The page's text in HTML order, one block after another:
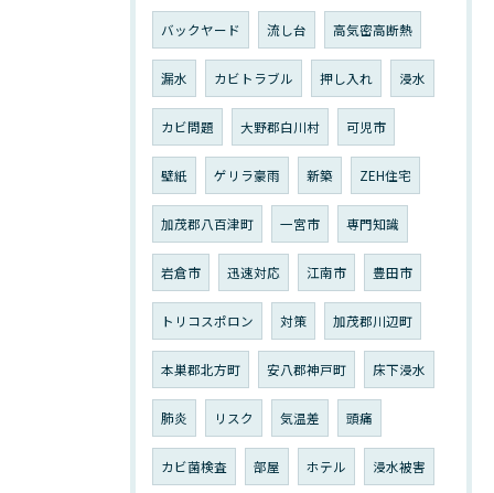
バックヤード 流し台 高気密高断熱
漏水 カビトラブル 押し入れ 浸水
カビ問題 大野郡白川村 可児市
壁紙 ゲリラ豪雨 新築 ZEH住宅
加茂郡八百津町 一宮市 専門知識
岩倉市 迅速対応 江南市 豊田市
トリコスポロン 対策 加茂郡川辺町
本巣郡北方町 安八郡神戸町 床下浸水
肺炎 リスク 気温差 頭痛
カビ菌検査 部屋 ホテル 浸水被害